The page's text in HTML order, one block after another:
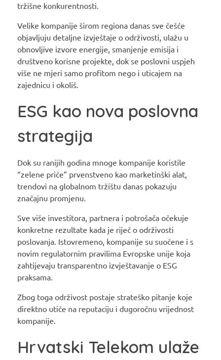
tržišne konkurentnosti.
Velike kompanije širom regiona danas sve češće
objavljuju detaljne izvještaje o održivosti, ulažu u
obnovljive izvore energije, smanjenje emisija i
društveno korisne projekte, dok se poslovni uspjeh
više ne mjeri samo profitom nego i uticajem na
zajednicu i okoliš.
ESG kao nova poslovna
strategija
Dok su ranijih godina mnoge kompanije koristile
“zelene priče” prvenstveno kao marketinški alat,
trendovi na globalnom tržištu danas pokazuju
značajnu promjenu.
Sve više investitora, partnera i potrošača očekuje
konkretne rezultate kada je riječ o održivosti
poslovanja. Istovremeno, kompanije su suočene i s
novim regulatornim pravilima Evropske unije koja
zahtijevaju transparentno izvještavanje o ESG
praksama.
Zbog toga održivost postaje strateško pitanje koje
direktno utiče na reputaciju i dugoročnu vrijednost
kompanije.
Hrvatski Telekom ulaže